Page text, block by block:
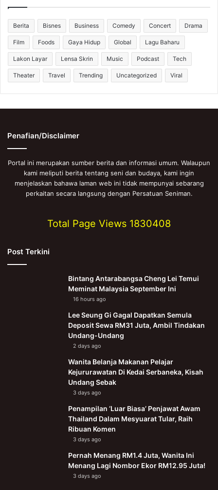
Berita Bisnes Business Comedy Concert Drama
Film Foods Gaya Hidup Global Lagu Baharu
Lakon Layar Lensa Skrin Music Podcast Tech
Theater Travel Trending Uncategorized Viral
Penafian/Disclaimer
Portal ini merupakan sumber berita dan informasi umum. Walaupun
kami meliputi berita tentang seni dan budaya, kami ingin
menjelaskan bahawa laman web ini tidak mempunyai sebarang
perkaitan secara langsung dengan Persatuan Seniman.
Total Page Views 1830408
Post Terkini
Bintang Antarabangsa Cheng Lei Temui
Meminat Malaysia September Ini
16 hours ago
Lee Seung Gi Gagal Dapatkan Semula
Deposit Sewa RM31 Juta, Ambil Tindakan
Undang-Undang
2 days ago
Wanita Belanja Makanan Pelajar
Kejururawatan Di Kedai Serbaneka, Kisah
Undang Sebak
3 days ago
Penampilan ‘Luar Biasa’ Penjawat Awam
Thailand Dalam Mesyuarat Tular, Raih
Ribuan Komen
3 days ago
Pernah Menang RM1.4 Juta, Wanita Ini
Menang Lagi Nombor Ekor RM12.95 Juta!
3 days ago